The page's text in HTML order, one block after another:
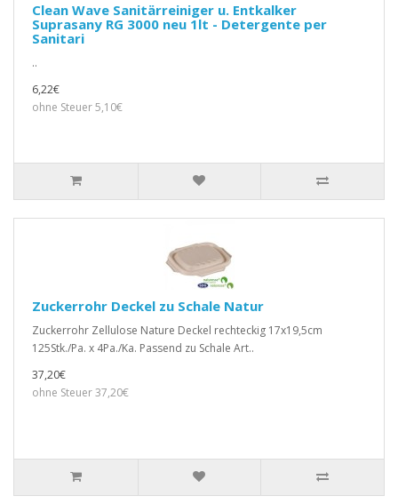
Clean Wave Sanitärreiniger u. Entkalker
Suprasany RG 3000 neu 1lt - Detergente per
Sanitari
..
6,22€
ohne Steuer 5,10€
Zuckerrohr Deckel zu Schale Natur
Zuckerrohr Zellulose Nature Deckel rechteckig 17x19,5cm
125Stk./Pa. x 4Pa./Ka. Passend zu Schale Art..
37,20€
ohne Steuer 37,20€